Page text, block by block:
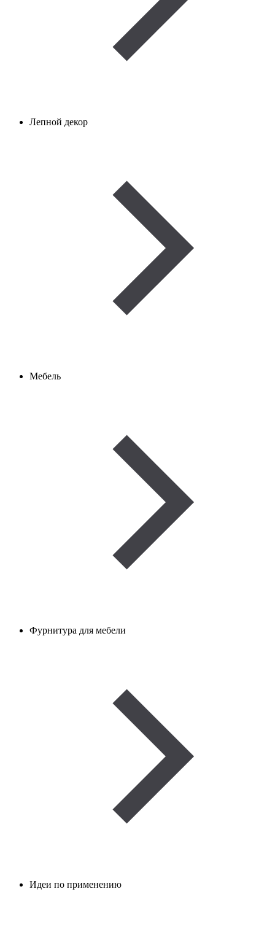
Лепной декор
Мебель
Фурнитура для мебели
Идеи по применению